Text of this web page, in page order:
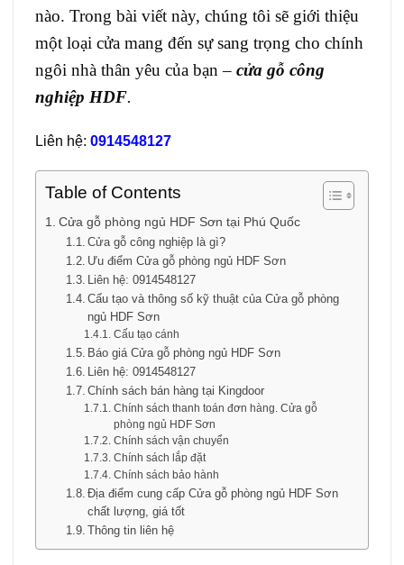
nào. Trong bài viết này, chúng tôi sẽ giới thiệu
một loại cửa mang đến sự sang trọng cho chính
ngôi nhà thân yêu của bạn – cửa gỗ công
nghiệp HDF.
Liên hệ: 0914548127
Table of Contents
Cửa gỗ phòng ngủ HDF Sơn tại Phú Quốc
Cửa gỗ công nghiệp là gì?
Ưu điểm Cửa gỗ phòng ngủ HDF Sơn
Liên hệ: 0914548127
Cấu tạo và thông số kỹ thuật của Cửa gỗ phòng
ngủ HDF Sơn
Cấu tạo cánh
Báo giá Cửa gỗ phòng ngủ HDF Sơn
Liên hệ: 0914548127
Chính sách bán hàng tại Kingdoor
Chính sách thanh toán đơn hàng. Cửa gỗ
phòng ngủ HDF Sơn
Chính sách vận chuyển
Chính sách lắp đặt
Chính sách bảo hành
Địa điểm cung cấp Cửa gỗ phòng ngủ HDF Sơn
chất lượng, giá tốt
Thông tin liên hệ